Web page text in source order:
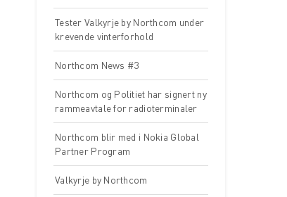
Tester Valkyrje by Northcom under
krevende vinterforhold
Northcom News #3
Northcom og Politiet har signert ny
rammeavtale for radioterminaler
Northcom blir med i Nokia Global
Partner Program
Valkyrje by Northcom